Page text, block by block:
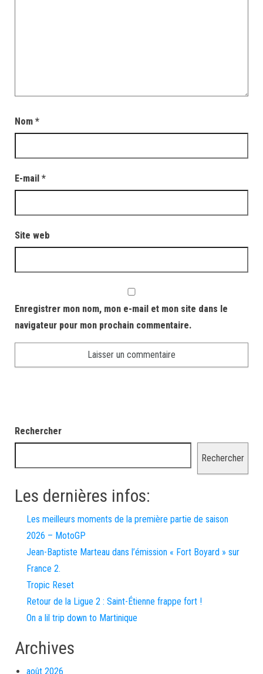
Nom *
E-mail *
Site web
Enregistrer mon nom, mon e-mail et mon site dans le
navigateur pour mon prochain commentaire.
Rechercher
Rechercher
Les dernières infos:
Les meilleurs moments de la première partie de saison
2026 – MotoGP
Jean-Baptiste Marteau dans l’émission « Fort Boyard » sur
France 2.
Tropic Reset
Retour de la Ligue 2 : Saint-Étienne frappe fort !
On a lil trip down to Martinique
Archives
août 2026